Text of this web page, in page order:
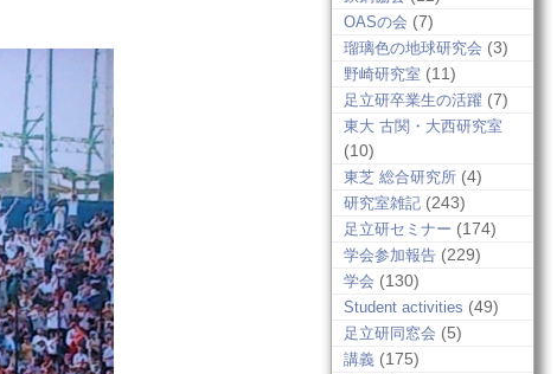
OASの会 (7)
瑠璃色の地球研究会 (3)
野崎研究室 (11)
足立研卒業生の活躍 (7)
東大 古関・大西研究室
(10)
東芝 総合研究所 (4)
研究室雑記 (243)
足立研セミナー (174)
学会参加報告 (229)
学会 (130)
Student activities (49)
足立研同窓会 (5)
講義 (175)